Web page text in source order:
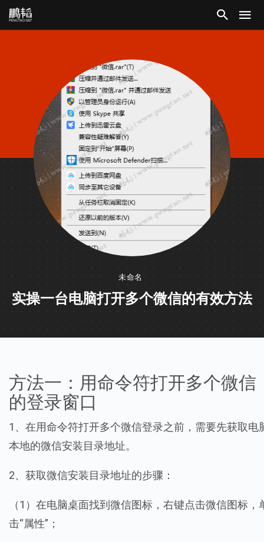
未命名
实操一台电脑打开多个微信的有效方法
方法一：用命令符打开多个微信
的登录窗口
1、在用命令符打开多个微信登录之前，需要先获取电
本地的微信安装目录地址。
2、获取微信安装目录地址的步骤：
（1）在电脑桌面找到微信图标，右键点击微信图标，
击“属性”；